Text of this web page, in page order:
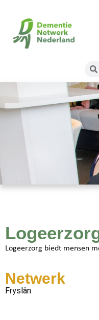
Logeerzorg biedt mensen
Netwerk
Fryslân